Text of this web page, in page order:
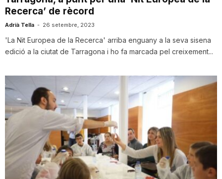
Recerca’ de rècord
Adrià Tella - 26 setembre, 2023
'La Nit Europea de la Recerca' arriba enguany a la seva sisena
edició a la ciutat de Tarragona i ho fa marcada pel creixement...